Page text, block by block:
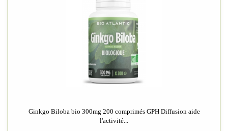
Ginkgo Biloba bio 300mg 200 comprimés GPH Diffusion aide
l'activité...